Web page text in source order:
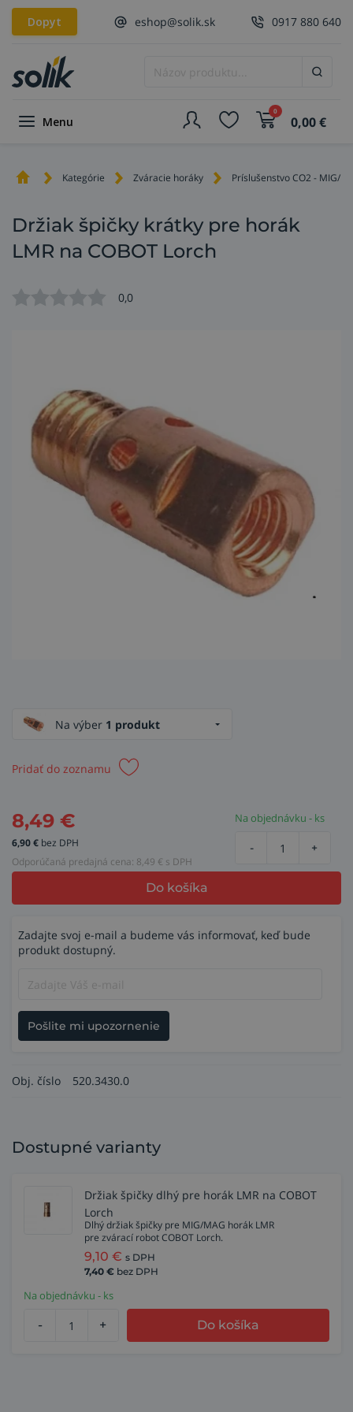
Dopyt eshop@solik.sk 0917 880 640
Menu
0
0,00€
Kategórie Zváracie horáky Príslušenstvo CO2 - MIG/
Držiak špičky krátky pre horák
LMR na COBOT Lorch
0,0
Na výber 1 produkt
Pridať do zoznamu
8,49 €
6,90€ bez DPH
Odporúčaná predajná cena: 8,49 € s DPH
Na objednávku - ks
- +
Do košíka
Zadajte svoj e-mail a budeme vás informovať, keď bude
produkt dostupný.
Pošlite mi upozornenie
Obj. číslo 520.3430.0
Dostupné varianty
Držiak špičky dlhý pre horák LMR na COBOT
Lorch
Dlhý držiak špičky pre MIG/MAG horák LMR
pre zvárací robot COBOT Lorch.
9,10 € s DPH
7,40 € bez DPH
Na objednávku - ks
- + Do košíka